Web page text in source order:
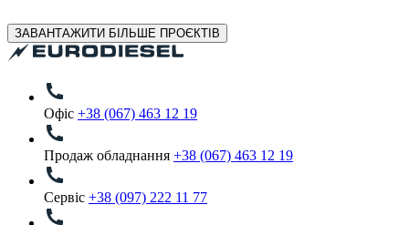
ЗАВАНТАЖИТИ БІЛЬШЕ ПРОЄКТІВ
Офіс +38 (067) 463 12 19
Продаж обладнання +38 (067) 463 12 19
Сервіс +38 (097) 222 11 77